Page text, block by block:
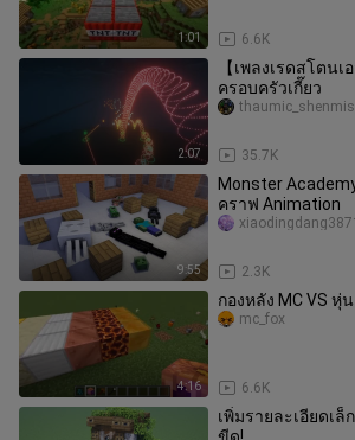
1:01 6.6K
2:07
【เพลงเรดสโตน
ครอบครัวเกี๊ยว
35.7K
9:55
Monster
คราฟ Animation
2.3K
xiaodingdang3871
4:16
กองหลัง MC VS หุ่
6.6K
mc_fox
เพิ่มรายละเอียดเล็